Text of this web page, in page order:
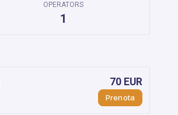
OPERATORS
1
70 EUR
Prenota